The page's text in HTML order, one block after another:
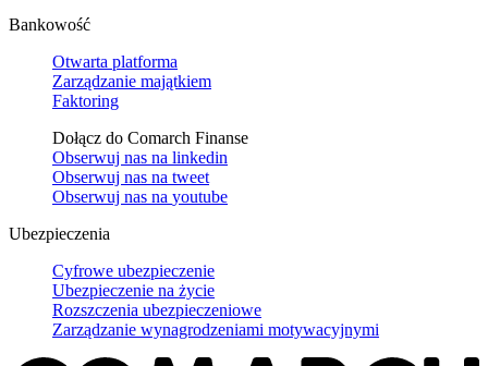
Bankowość
Otwarta platforma
Zarządzanie majątkiem
Faktoring
Dołącz do Comarch Finanse
Obserwuj nas na linkedin
Obserwuj nas na tweet
Obserwuj nas na youtube
Ubezpieczenia
Cyfrowe ubezpieczenie
Ubezpieczenie na życie
Rozszczenia ubezpieczeniowe
Zarządzanie wynagrodzeniami motywacyjnymi